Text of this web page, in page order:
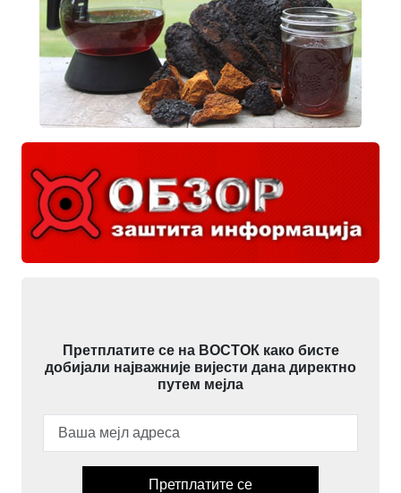
Претплатите се на ВОСТОК како бисте
добијали најважније вијести дана директно
путем мејла
Претплатите се